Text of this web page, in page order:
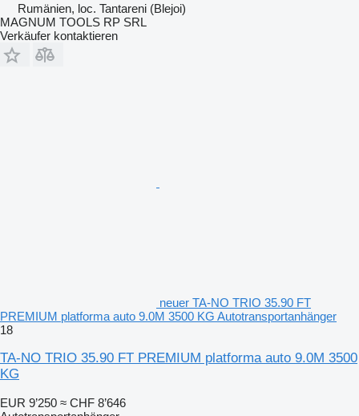
Rumänien, loc. Tantareni (Blejoi)
MAGNUM TOOLS RP SRL
Verkäufer kontaktieren
neuer TA-NO TRIO 35.90 FT
PREMIUM platforma auto 9.0M 3500 KG Autotransportanhänger
18
TA-NO TRIO 35.90 FT PREMIUM platforma auto 9.0M 3500
KG
EUR 9’250 ≈ CHF 8’646